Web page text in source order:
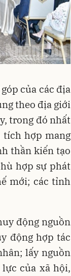
của các địa
theo địa giới
trong đó nhất
hợp mang
thần kiến tạo
hợp sự phát
mới; các tỉnh
động nguồn
động hợp tác
lấy nguồn
của xã hội,